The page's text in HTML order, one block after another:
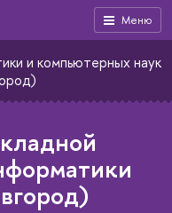
Меню
и компьютерных наук